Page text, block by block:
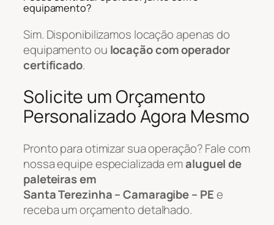
equipamento?
Sim. Disponibilizamos locação apenas do
equipamento ou locação com operador
certificado.
Solicite um Orçamento
Personalizado Agora Mesmo
Pronto para otimizar sua operação? Fale com
nossa equipe especializada emaluguel de
paleteiras em
Santa Terezinha – Camaragibe – PEe
receba um orçamento detalhado.